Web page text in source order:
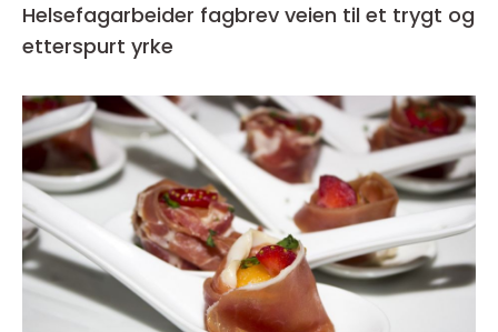
Helsefagarbeider fagbrev veien til et trygt og
etterspurt yrke